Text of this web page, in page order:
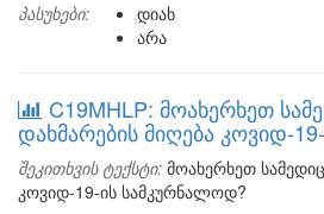
პასუხები:
დიახ
არა
C19MHLP: მოახერხეთ
დახმარების მიღება კოვიდ-
შეკითხვის ტექსტი: მოახერხეთ
კოვიდ-19-ის სამკურნალოდ?